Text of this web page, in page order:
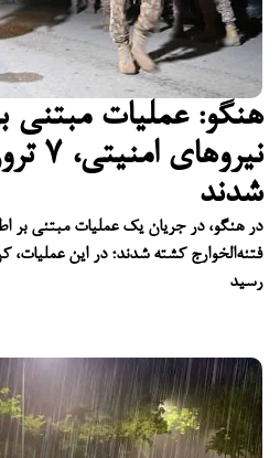
هنگو: عملیات مبتنی
شدند
فتنه‌الخوارج کشته شدند؛ در این عملیات،
رسید